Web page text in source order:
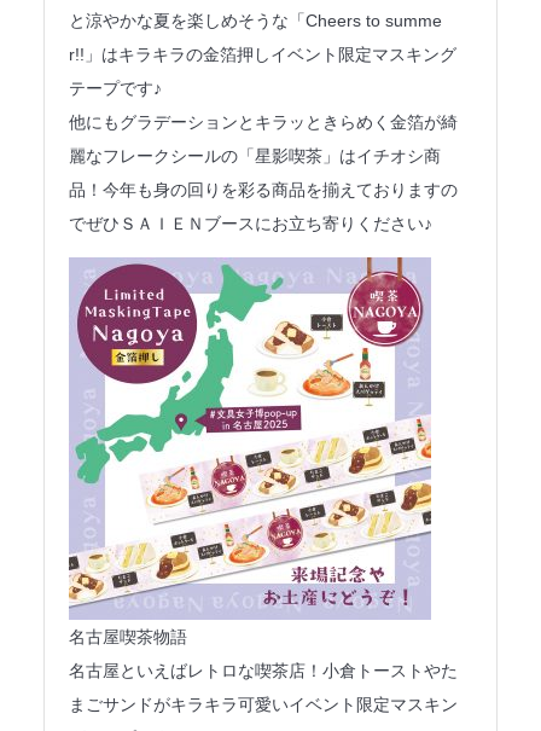
と涼やかな夏を楽しめそうな「Cheers to summe
r!!」はキラキラの金箔押しイベント限定マスキング
テープです♪
他にもグラデーションとキラッときらめく金箔が綺
麗なフレークシールの「星影喫茶」はイチオシ商
品！今年も身の回りを彩る商品を揃えておりますの
でぜひＳＡＩＥＮブースにお立ち寄りください♪
名古屋喫茶物語
名古屋といえばレトロな喫茶店！小倉トーストやた
まごサンドがキラキラ可愛いイベント限定マスキン